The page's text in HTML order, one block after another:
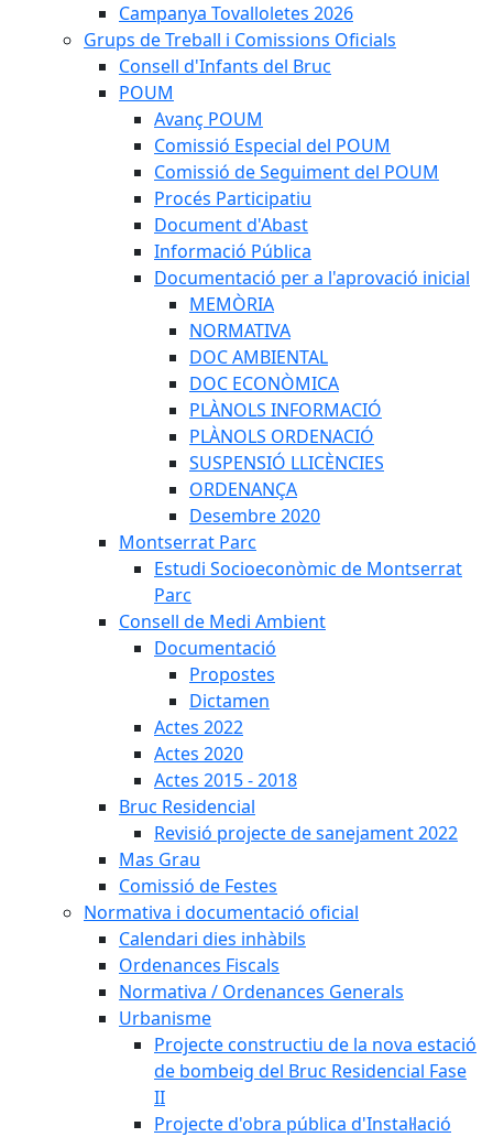
Campanya Tovalloletes 2026
Grups de Treball i Comissions Oficials
Consell d'Infants del Bruc
POUM
Avanç POUM
Comissió Especial del POUM
Comissió de Seguiment del POUM
Procés Participatiu
Document d'Abast
Informació Pública
Documentació per a l'aprovació inicial
MEMÒRIA
NORMATIVA
DOC AMBIENTAL
DOC ECONÒMICA
PLÀNOLS INFORMACIÓ
PLÀNOLS ORDENACIÓ
SUSPENSIÓ LLICÈNCIES
ORDENANÇA
Desembre 2020
Montserrat Parc
Estudi Socioeconòmic de Montserrat
Parc
Consell de Medi Ambient
Documentació
Propostes
Dictamen
Actes 2022
Actes 2020
Actes 2015 - 2018
Bruc Residencial
Revisió projecte de sanejament 2022
Mas Grau
Comissió de Festes
Normativa i documentació oficial
Calendari dies inhàbils
Ordenances Fiscals
Normativa / Ordenances Generals
Urbanisme
Projecte constructiu de la nova estació
de bombeig del Bruc Residencial Fase
II
Projecte d'obra pública d'Instal·lació